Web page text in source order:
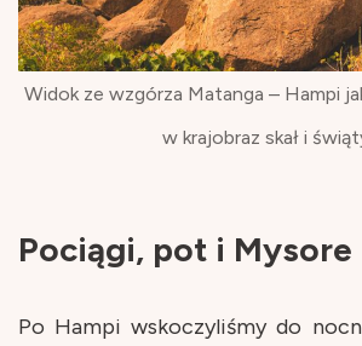
Widok ze wzgórza Matanga – Hampi
w krajobraz skał i
Pociągi, pot i Mysore
Po Hampi wskoczyliśmy do